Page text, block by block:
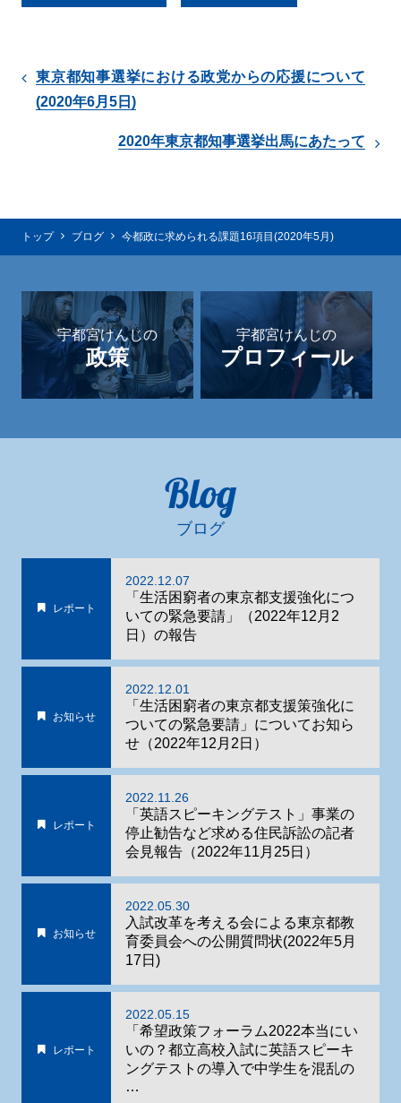
東京都知事選挙における政党からの応援について
(2020年6月5日)
2020年東京都知事選挙出馬にあたって
トップ ブログ 今都政に求められる課題16項目(2020年5月)
宇都宮けんじの
政策
宇都宮けんじの
プロフィール
Blog
ブログ
レポート
2022.12.07
「生活困窮者の東京都支援強化につ
いての緊急要請」（2022年12月2
日）の報告
お知らせ
2022.12.01
「生活困窮者の東京都支援策強化に
ついての緊急要請」についてお知ら
せ（2022年12月2日）
レポート
2022.11.26
「英語スピーキングテスト」事業の
停止勧告など求める住民訴訟の記者
会見報告（2022年11月25日）
お知らせ
2022.05.30
入試改革を考える会による東京都教
育委員会への公開質問状(2022年5月
17日)
レポート
2022.05.15
「希望政策フォーラム2022本当にい
いの？都立高校入試に英語スピーキ
ングテストの導入で中学生を混乱の
…